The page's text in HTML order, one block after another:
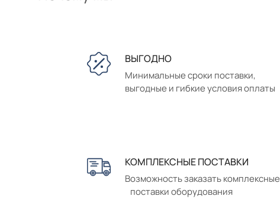
ВЫГОДНО
Минимальные сроки поставки,
выгодные и гибкие условия оплаты
КОМПЛЕКСНЫЕ ПОСТАВКИ
Возможность заказать комплексные
поставки оборудования